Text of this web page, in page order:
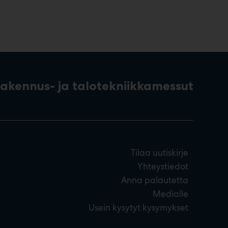
ja talotekniikkamessut
Tilaa uutiskirje
Yhteystiedot
Anna palautetta
Medialle
Usein kysytyt kysymykset